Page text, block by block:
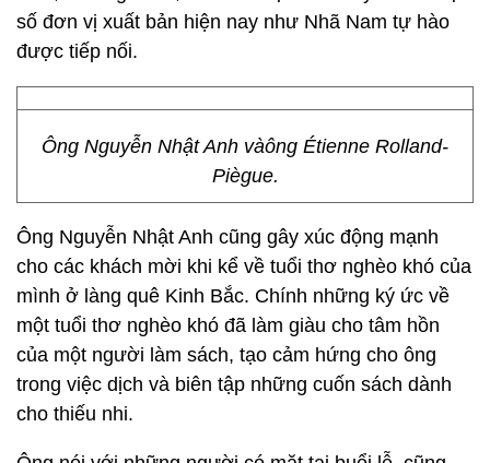
số đơn vị xuất bản hiện nay như Nhã Nam tự hào
được tiếp nối.
Ông Nguyễn Nhật Anh vàông Étienne Rolland-
Piègue.
Ông Nguyễn Nhật Anh cũng gây xúc động mạnh
cho các khách mời khi kể về tuổi thơ nghèo khó của
mình ở làng quê Kinh Bắc. Chính những ký ức về
một tuổi thơ nghèo khó đã làm giàu cho tâm hồn
của một người làm sách, tạo cảm hứng cho ông
trong việc dịch và biên tập những cuốn sách dành
cho thiếu nhi.